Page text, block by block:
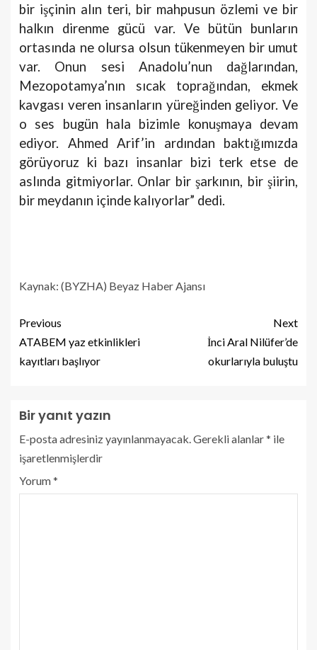
bir işçinin alın teri, bir mahpusun özlemi ve bir
halkın direnme gücü var. Ve bütün bunların
ortasında ne olursa olsun tükenmeyen bir umut
var. Onun sesi Anadolu’nun dağlarından,
Mezopotamya’nın sıcak toprağından, ekmek
kavgası veren insanların yüreğinden geliyor. Ve
o ses bugün hala bizimle konuşmaya devam
ediyor. Ahmed Arif’in ardından baktığımızda
görüyoruz ki bazı insanlar bizi terk etse de
aslında gitmiyorlar. Onlar bir şarkının, bir şiirin,
bir meydanın içinde kalıyorlar” dedi.
Kaynak: (BYZHA) Beyaz Haber Ajansı
Previous
ATABEM yaz etkinlikleri
kayıtları başlıyor
Next
İnci Aral Nilüfer’de
okurlarıyla buluştu
Bir yanıt yazın
E-posta adresiniz yayınlanmayacak. Gerekli alanlar* ile
işaretlenmişlerdir
Yorum*